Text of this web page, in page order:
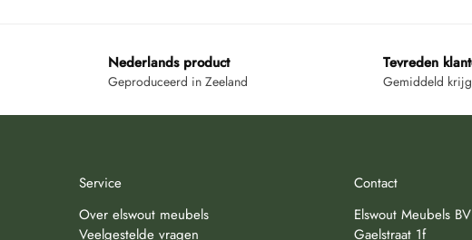
Nederlands product
Geproduceerd in Zeeland
Tevreden
Gemiddeld
Service
Over elswout meubels
Veelgestelde vragen
Contact
Elswout Meubels BV
Gaelstraat 1f